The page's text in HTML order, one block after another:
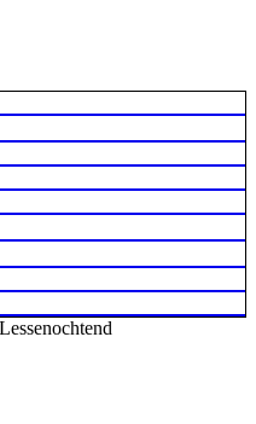
Lessenochtend